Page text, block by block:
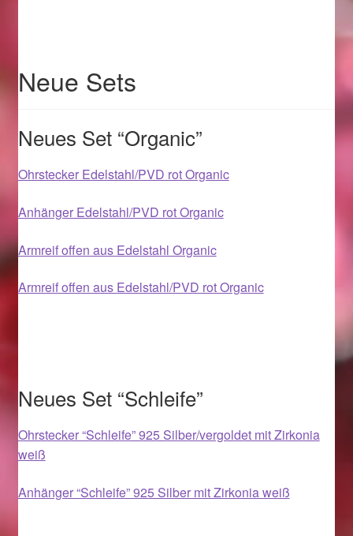
Karneval 2015 – Schmuck zu Fasching & Co.
Kasse
Magisches und Festliches zu Halloween
Magisches und Festliches zu Halloween 2021
Magisches und Festliches zu Halloween 2022
Neue Sets
Neues Set “Organic”
Ohrstecker Edelstahl/PVD rot Organic
Anhänger Edelstahl/PVD rot Organic
Armreif offen aus Edelstahl Organic
Armreif offen aus Edelstahl/PVD rot Organic
Neues Set “Schleife”
Ohrstecker “Schleife” 925 Silber/vergoldet mit Zirkonia
weiß
Anhänger “Schleife” 925 Silber mit Zirkonia weiß